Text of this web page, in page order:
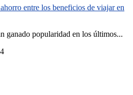
entre los beneficios de viajar en
ganado popularidad en los últimos...